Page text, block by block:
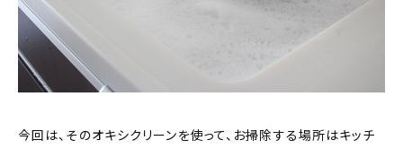
今回は、そのオキシクリーンを使って、お掃除する場所はキッチ